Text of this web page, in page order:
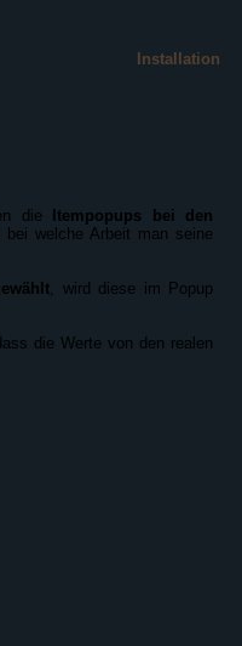
Installation
die
Itempopups bei den
welche Arbeit man seine
, wird diese im Popup
die Werte von den realen